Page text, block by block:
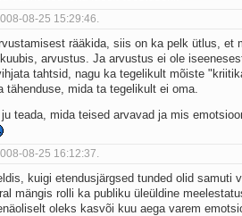
08-25 15:29:46.
rääkida, siis on ka pelk ütlus, et
arvustus. Ja arvustus ei ole
tahtsid, nagu ka tegelikult mõiste
tähenduse, mida ta tegelikult ei oma.
teada, mida teised arvavad ja mis
08-25 16:12:37.
kuigi etendusjärgsed tunded olid samuti
mängis rolli ka publiku üleüldine
oleks kasvõi kuu aega varem